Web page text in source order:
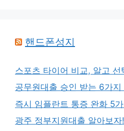
핸드폰성지
스포츠 타이어 비교, 알고 선
공무원대출 승인 받는 6가지
즉시 임플란트 통증 완화 5
광주 정부지원대출 알아보